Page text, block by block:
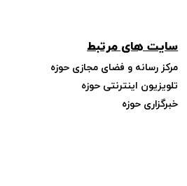
سایت های مرتبط
مرکز رسانه و فضای مجازی حوزه
تلویزیون اینترنتی حوزه
خبرگزاری حوزه